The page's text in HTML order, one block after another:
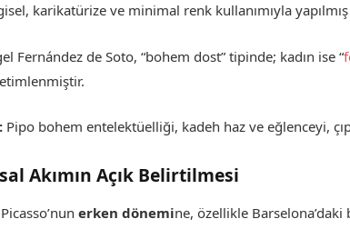
karikatürize ve minimal renk kullanımıyla
Fernández de Soto, “bohem dost” tipinde; kadın ise “
Pipo bohem entelektüelliği, kadeh haz ve eğlenceyi,
Akımın Açık Belirtilmesi
erken dönemine, özellikle